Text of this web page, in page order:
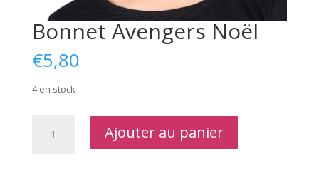
Bonnet Avengers Noël
€5,80
4 en stock
Ajouter au panier